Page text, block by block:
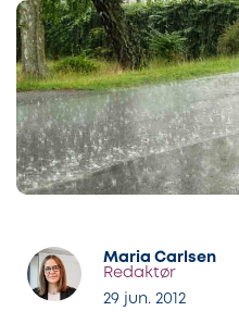
Maria Carlsen
Redaktør
29 jun. 2012